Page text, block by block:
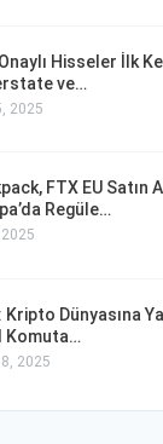
Hisseler İlk
ve…
2025
FTX EU Satın
Regüle…
2025
Kripto Dünyasına
Komuta…
2025